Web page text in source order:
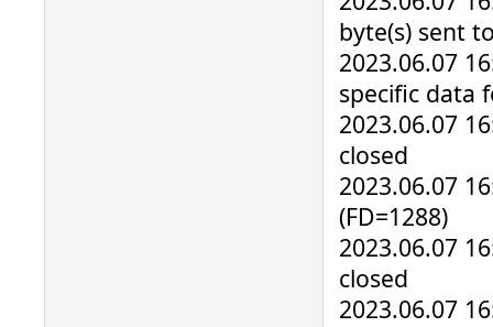
byte(s) sent
2023.06.07
specific data
2023.06.07
closed
2023.06.07
(FD=1288)
2023.06.07
closed
2023.06.07